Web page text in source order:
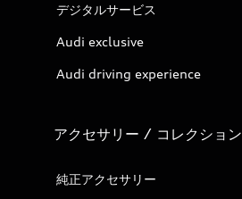
デジタルサービス
Audi exclusive
Audi driving experience
アクセサリー / コレクション
純正アクセサリー